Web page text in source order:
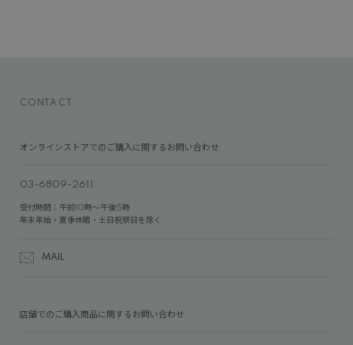
CONTACT
オンラインストアでのご購入に関するお問い合わせ
03-6809-2611
受付時間：午前10時～午後5時
年末年始・夏季休暇・土日祝祭日を除く
MAIL
店舗でのご購入商品に関するお問い合わせ